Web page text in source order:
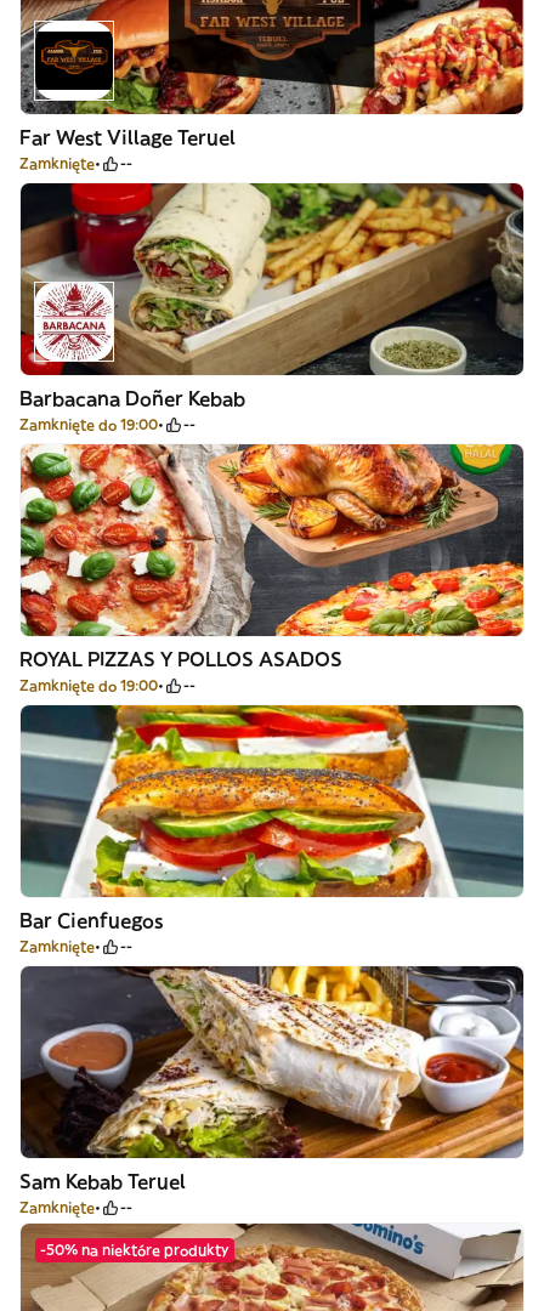
Far West Village Teruel
Zamknięte --
Barbacana Doñer Kebab
Zamknięte do 19:00 --
ROYAL PIZZAS Y POLLOS ASADOS
Zamknięte do 19:00 --
Bar Cienfuegos
Zamknięte --
Sam Kebab Teruel
Zamknięte --
-50% na niektóre produkty